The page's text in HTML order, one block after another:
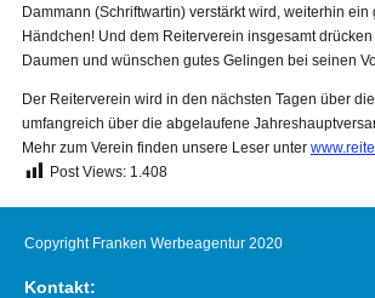
Dammann (Schriftwartin) verstärkt wird, weiterhin ein
Händchen! Und dem Reiterverein insgesamt
Daumen und wünschen gutes Gelingen bei seinen
Der Reiterverein wird in den nächsten Tagen über
umfangreich über die abgelaufene
Mehr zum Verein finden unsere Leser unter
Post Views: 1.408
Copyright Franken Werbeagentur 2020
Kontakt: